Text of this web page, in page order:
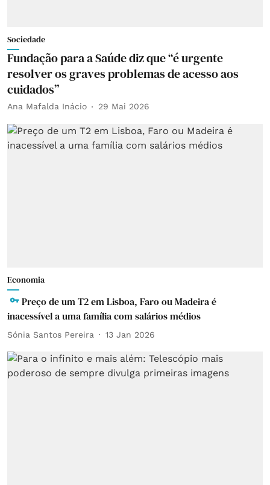
Sociedade
Fundação para a Saúde diz que “é urgente
resolver os graves problemas de acesso aos
cuidados”
Ana Mafalda Inácio 29 Mai 2026
Economia
Preço de um T2 em Lisboa, Faro ou Madeira é
inacessível a uma família com salários médios
Sónia Santos Pereira 13 Jan 2026